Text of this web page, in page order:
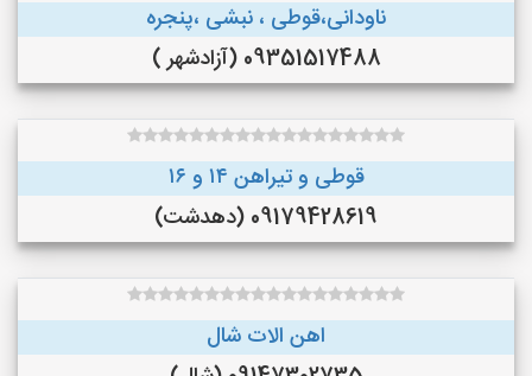
ناودانی،قوطی ، نبشی ،پنجره
09351517488 (آزادشهر )
قوطی و تیراهن ۱۴ و ۱۶
09179428619 (دهدشت)
اهن الات شال